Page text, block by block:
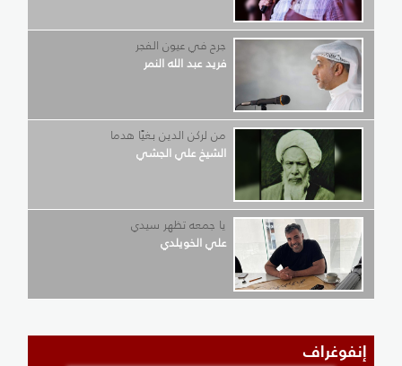
جرح في عيون الفجر
فريد عبد الله النمر
من لركن الدين بغيًا هدما
الشيخ علي الجشي
يا جمعه تظهر سيدي
علي الخويلدي
إنفوغراف